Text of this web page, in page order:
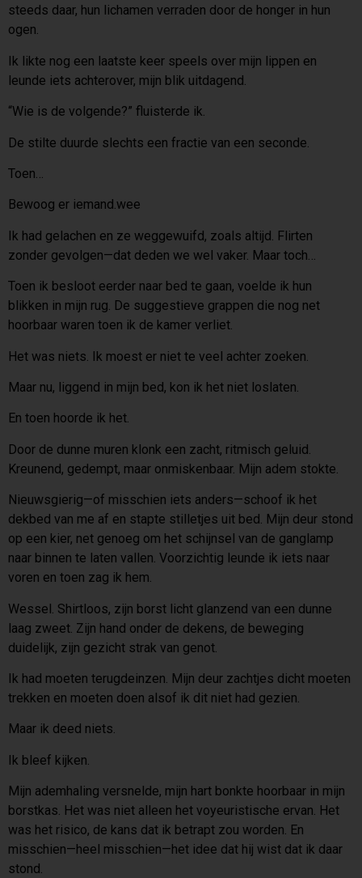
steeds daar, hun lichamen verraden door de honger in hun
ogen.
Ik likte nog een laatste keer speels over mijn lippen en
leunde iets achterover, mijn blik uitdagend.
“Wie is de volgende?” fluisterde ik.
De stilte duurde slechts een fractie van een seconde.
Toen…
Bewoog er iemand.wee
Ik had gelachen en ze weggewuifd, zoals altijd. Flirten
zonder gevolgen—dat deden we wel vaker. Maar toch…
Toen ik besloot eerder naar bed te gaan, voelde ik hun
blikken in mijn rug. De suggestieve grappen die nog net
hoorbaar waren toen ik de kamer verliet.
Het was niets. Ik moest er niet te veel achter zoeken.
Maar nu, liggend in mijn bed, kon ik het niet loslaten.
En toen hoorde ik het.
Door de dunne muren klonk een zacht, ritmisch geluid.
Kreunend, gedempt, maar onmiskenbaar. Mijn adem stokte.
Nieuwsgierig—of misschien iets anders—schoof ik het
dekbed van me af en stapte stilletjes uit bed. Mijn deur stond
op een kier, net genoeg om het schijnsel van de ganglamp
naar binnen te laten vallen. Voorzichtig leunde ik iets naar
voren en toen zag ik hem.
Wessel. Shirtloos, zijn borst licht glanzend van een dunne
laag zweet. Zijn hand onder de dekens, de beweging
duidelijk, zijn gezicht strak van genot.
Ik had moeten terugdeinzen. Mijn deur zachtjes dicht moeten
trekken en moeten doen alsof ik dit niet had gezien.
Maar ik deed niets.
Ik bleef kijken.
Mijn ademhaling versnelde, mijn hart bonkte hoorbaar in mijn
borstkas. Het was niet alleen het voyeuristische ervan. Het
was het risico, de kans dat ik betrapt zou worden. En
misschien—heel misschien—het idee dat hij wist dat ik daar
stond.